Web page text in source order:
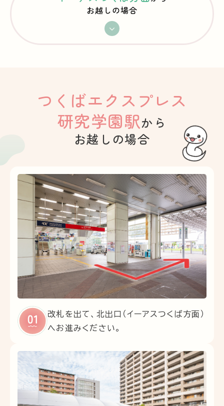
お越しの場合
つくばエクスプレス
研究学園駅から
お越しの場合
改札を出て、北出口（イーアスつくば方面）
へお進みください。